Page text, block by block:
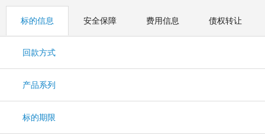
标的信息 安全保障 费用信息 债权转让
回款方式
产品系列
标的期限